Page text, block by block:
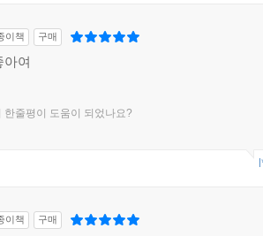
이책 구매
아여
한줄평이 도움이 되었나요?
이책 구매